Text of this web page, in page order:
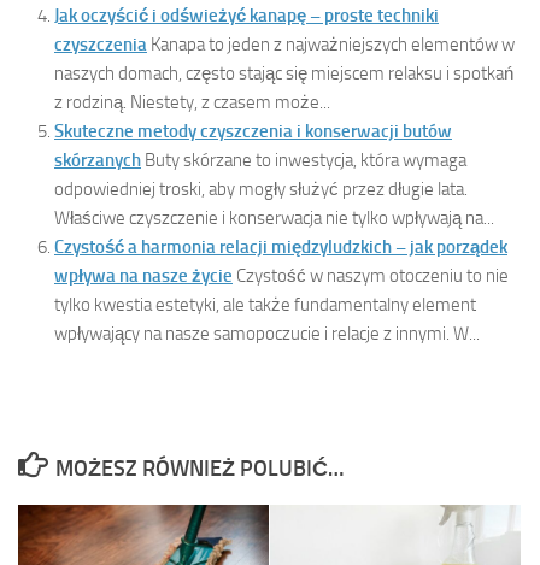
Jak oczyścić i odświeżyć kanapę – proste techniki
czyszczenia Kanapa to jeden z najważniejszych elementów w
naszych domach, często stając się miejscem relaksu i spotkań
z rodziną. Niestety, z czasem może...
Skuteczne metody czyszczenia i konserwacji butów
skórzanych Buty skórzane to inwestycja, która wymaga
odpowiedniej troski, aby mogły służyć przez długie lata.
Właściwe czyszczenie i konserwacja nie tylko wpływają na...
Czystość a harmonia relacji międzyludzkich – jak porządek
wpływa na nasze życie Czystość w naszym otoczeniu to nie
tylko kwestia estetyki, ale także fundamentalny element
wpływający na nasze samopoczucie i relacje z innymi. W...
MOŻESZ RÓWNIEŻ POLUBIĆ…